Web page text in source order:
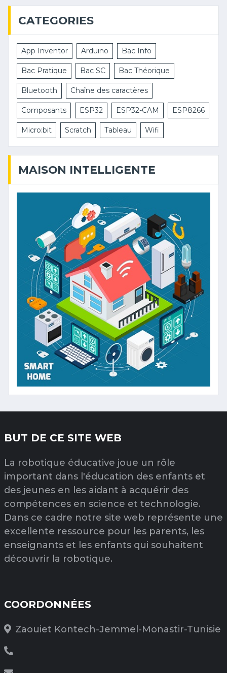
CATEGORIES
App Inventor Arduino Bac Info
Bac Pratique Bac SC Bac Théorique
Bluetooth Chaîne des caractères
Composants ESP32 ESP32-CAM ESP8266
Micro:bit Scratch Tableau Wifi
MAISON INTELLIGENTE
BUT DE CE SITE WEB
La robotique éducative joue un rôle
important dans l'éducation des enfants et
des jeunes en les aidant à acquérir des
compétences en science et technologie.
Dans ce cadre notre site web représente une
excellente ressource pour les parents, les
enseignants et les enfants qui souhaitent
découvrir la robotique.
COORDONNÉES
Zaouiet Kontech-Jemmel-Monastir-Tunisie